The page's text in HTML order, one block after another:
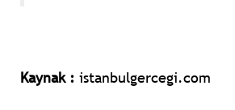
Kaynak : istanbulgercegi.com